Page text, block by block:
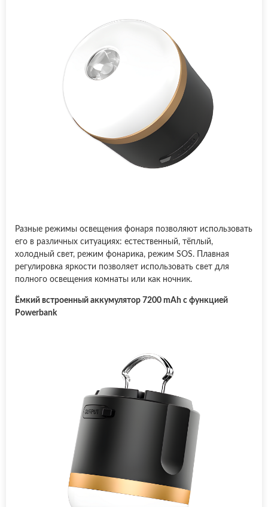
Разные режимы освещения фонаря позволяют использовать
его в различных ситуациях: естественный, тёплый,
холодный свет, режим фонарика, режим SOS. Плавная
регулировка яркости позволяет использовать свет для
полного освещения комнаты или как ночник.
Ёмкий встроенный аккумулятор 7200 mAh с функцией
Powerbank